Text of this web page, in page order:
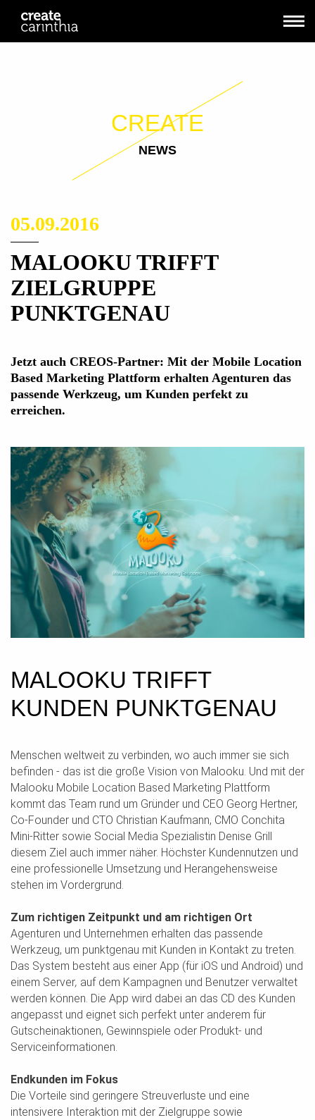
CREATE
NEWS
05.09.2016
MALOOKU TRIFFT
ZIELGRUPPE
PUNKTGENAU
Jetzt auch CREOS-Partner: Mit der Mobile Location
Based Marketing Plattform erhalten Agenturen das
passende Werkzeug, um Kunden perfekt zu
erreichen.
MALOOKU TRIFFT
KUNDEN PUNKTGENAU
Menschen weltweit zu verbinden, wo auch immer sie sich
befinden - das ist die große Vision von Malooku. Und mit der
Malooku Mobile Location Based Marketing Plattform
kommt das Team rund um Gründer und CEO Georg Hertner,
Co-Founder und CTO Christian Kaufmann, CMO Conchita
Mini-Ritter sowie Social Media Spezialistin Denise Grill
diesem Ziel auch immer näher. Höchster Kundennutzen und
eine professionelle Umsetzung und Herangehensweise
stehen im Vordergrund.
Zum richtigen Zeitpunkt und am richtigen Ort
Agenturen und Unternehmen erhalten das passende
Werkzeug, um punktgenau mit Kunden in Kontakt zu treten.
Das System besteht aus einer App (für iOS und Android) und
einem Server, auf dem Kampagnen und Benutzer verwaltet
werden können. Die App wird dabei an das CD des Kunden
angepasst und eignet sich perfekt unter anderem für
Gutscheinaktionen, Gewinnspiele oder Produkt- und
Serviceinformationen.
Endkunden im Fokus
Die Vorteile sind geringere Streuverluste und eine
intensivere Interaktion mit der Zielgruppe sowie